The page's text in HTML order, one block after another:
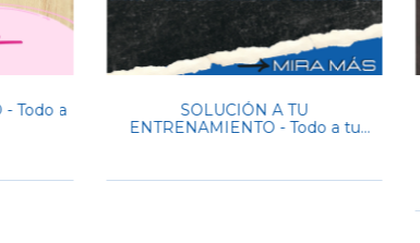
- Todo a
SOLUCIÓN A TU
ENTRENAMIENTO - Todo a tu